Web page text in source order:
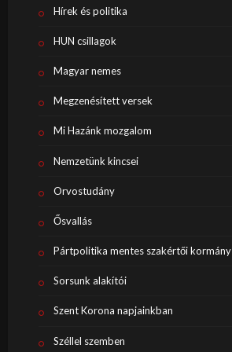
Hírek és politika
HUN csillagok
Magyar nemes
Megzenésített versek
Mi Hazánk mozgalom
Nemzetünk kincsei
Orvostudány
Ősvallás
Pártpolitika mentes szakértői kormány
Sorsunk alakítói
Szent Korona napjainkban
Széllel szemben